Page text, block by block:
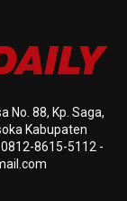
No. 88, Kp. Saga,
Kabupaten
8615-5112 -